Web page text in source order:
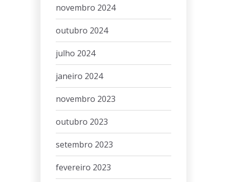
novembro 2024
outubro 2024
julho 2024
janeiro 2024
novembro 2023
outubro 2023
setembro 2023
fevereiro 2023